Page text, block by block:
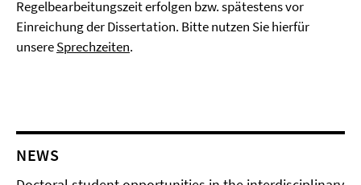
Regelbearbeitungszeit erfolgen bzw. spätestens vor
Einreichung der Dissertation. Bitte nutzen Sie hierfür
unsereSprechzeiten.
NEWS